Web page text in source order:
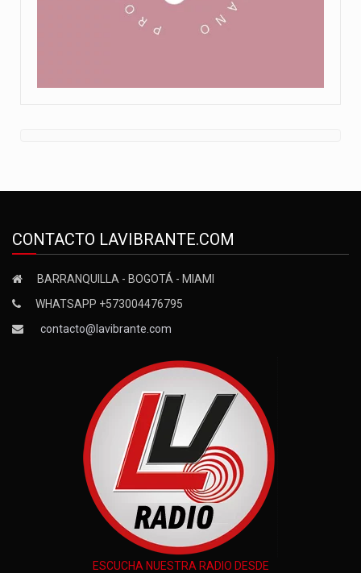
CONTACTO LAVIBRANTE.COM
BARRANQUILLA - BOGOTÁ - MIAMI
WHATSAPP +573004476795
contacto@lavibrante.com
ESCUCHA NUESTRA RADIO DESDE